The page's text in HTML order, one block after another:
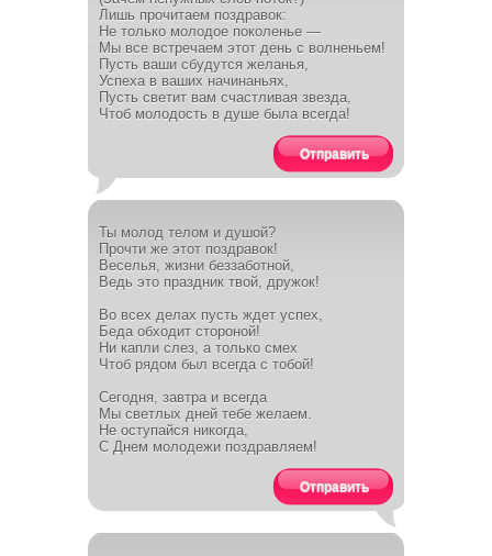
Лишь прочитаем поздравок:
Не только молодое поколенье —
Мы все встречаем этот день с волненьем!
Пусть ваши сбудутся желанья,
Успеха в ваших начинаньях,
Пусть светит вам счастливая звезда,
Чтоб молодость в душе была всегда!
Отправить
Ты молод телом и душой?
Прочти же этот поздравок!
Веселья, жизни беззаботной,
Ведь это праздник твой, дружок!
Во всех делах пусть ждет успех,
Беда обходит стороной!
Ни капли слез, а только смех
Чтоб рядом был всегда с тобой!
Сегодня, завтра и всегда
Мы светлых дней тебе желаем.
Не оступайся никогда,
С Днем молодежи поздравляем!
Отправить